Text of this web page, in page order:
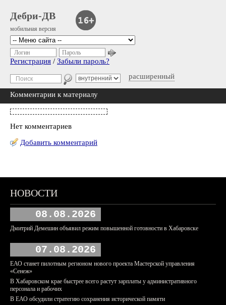
Дебри-ДВ
мобильная версия
расширенный
Логин Пароль
Регистрация / Забыли пароль?
Комментарии к материалу
Нет комментариев
Добавить комментарий
НОВОСТИ
08.08.2026
Дмитрий Демешин объявил режим повышенной готовности в Хабаровске
07.08.2026
ЕАО станет пилотным регионом нового проекта Мастерской управления
«Сенеж»
В Хабаровском крае быстрее всего растут зарплаты у административного
персонала и рабочих
В ЕАО обсудили стратегию сохранения исторической памяти